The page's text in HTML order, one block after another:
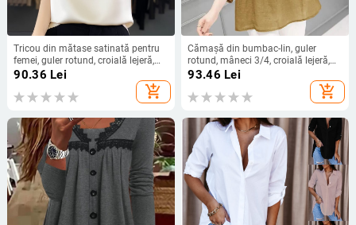
Tricou din mătase satinată pentru
femei, guler rotund, croială lejeră,
mâneci 3/4, top lejer de vară
90.36 Lei
add_shopping_cart
Cămașă din bumbac-lin, guler
rotund, mâneci 3/4, croială lejeră,
stil urban de relaxare
93.46 Lei
add_shopping_cart